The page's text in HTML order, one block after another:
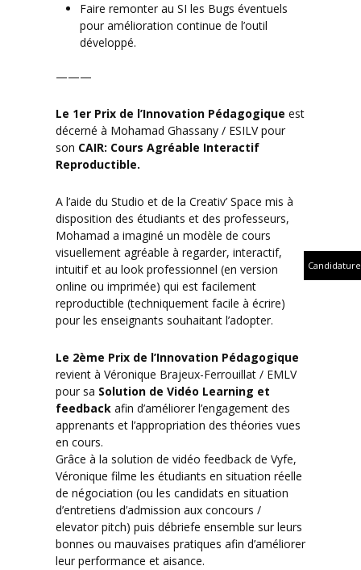
Faire remonter au SI les Bugs éventuels
pour amélioration continue de l’outil
développé.
———
Le 1er Prix de l’Innovation Pédagogique est
décerné à Mohamad Ghassany / ESILV pour
son CAIR: Cours Agréable Interactif
Reproductible.
A l’aide du Studio et de la Creativ’ Space mis à
disposition des étudiants et des professeurs,
Mohamad a imaginé un modèle de cours
visuellement agréable à regarder, interactif,
intuitif et au look professionnel (en version
online ou imprimée) qui est facilement
reproductible (techniquement facile à écrire)
pour les enseignants souhaitant l’adopter.
Le 2ème Prix de l’Innovation Pédagogique
revient à Véronique Brajeux-Ferrouillat / EMLV
pour sa Solution de Vidéo Learning et
feedback afin d’améliorer l’engagement des
apprenants et l’appropriation des théories vues
en cours.
Grâce à la solution de vidéo feedback de Vyfe,
Véronique filme les étudiants en situation réelle
de négociation (ou les candidats en situation
d’entretiens d’admission aux concours /
elevator pitch) puis débriefe ensemble sur leurs
bonnes ou mauvaises pratiques afin d’améliorer
leur performance et aisance.
Candidature